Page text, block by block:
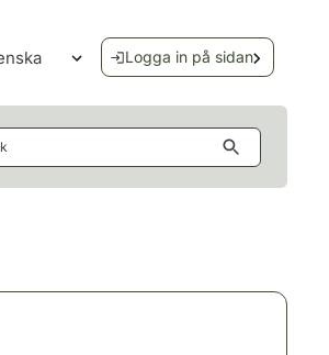
Öppna språkmenyn
Logga in på sidan